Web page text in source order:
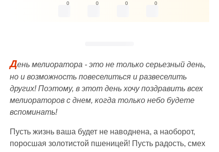
0 0 0 0
День мелиоратора - это не только серьезный день,
но и возможность повеселиться и развеселить
других! Поэтому, в этот день хочу поздравить всех
мелиораторов с днем, когда только небо будете
вспоминать!
Пусть жизнь ваша будет не наводнена, а наоборот,
поросшая золотистой пшеницей! Пусть радость, смех